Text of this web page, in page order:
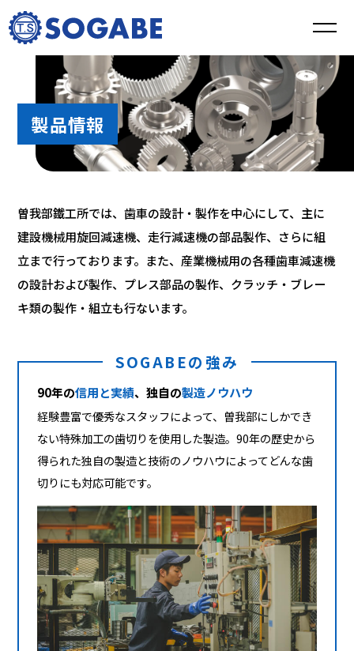
製品情報
曽我部鐵工所では、歯車の設計・製作を中心にして、主に
建設機械用旋回減速機、走行減速機の部品製作、さらに組
立まで行っております。また、産業機械用の各種歯車減速機
の設計および製作、プレス部品の製作、クラッチ・ブレー
キ類の製作・組立も行ないます。
SOGABEの強み
90年の信用と実績、独自の製造ノウハウ
経験豊富で優秀なスタッフによって、曽我部にしかでき
ない特殊加工の歯切りを使用した製造。90年の歴史から
得られた独自の製造と技術のノウハウによってどんな歯
切りにも対応可能です。